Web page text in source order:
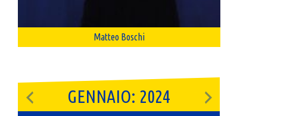
Matteo Boschi
GENNAIO: 2024